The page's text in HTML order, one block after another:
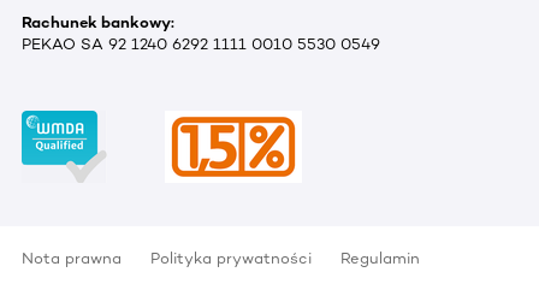
Rachunek bankowy:
PEKAO SA 92 1240 6292 1111 0010 5530 0549
Nota prawna Polityka prywatności
Regulamin